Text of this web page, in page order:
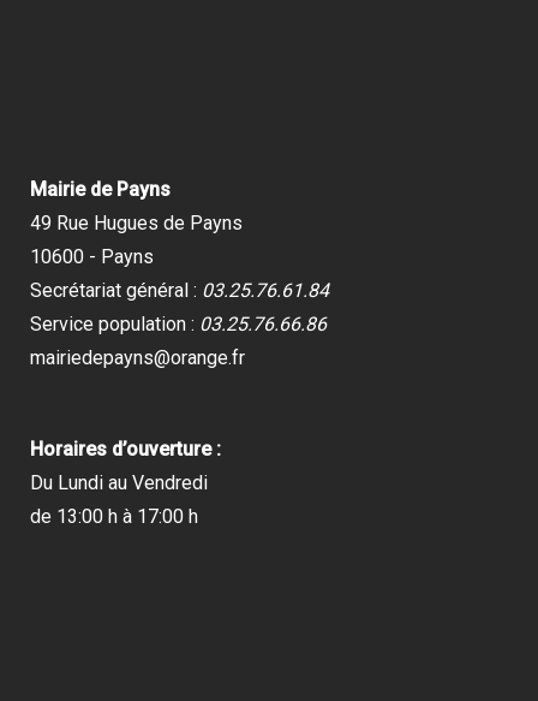
Mairie de Payns
49 Rue Hugues de Payns
10600 - Payns
Secrétariat général : 03.25.76.61.84
Service population : 03.25.76.66.86
mairiedepayns@orange.fr
Horaires d’ouverture :
Du Lundi au Vendredi
de 13:00 h à 17:00 h